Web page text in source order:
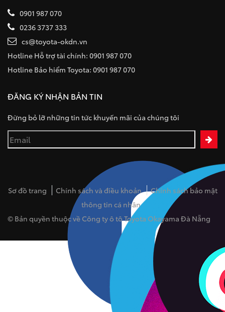
0901 987 070
0236 3737 333
cs@toyota-okdn.vn
Hotline Hỗ trợ tài chính: 0901 987 070
Hotline Bảo hiểm Toyota: 0901 987 070
ĐĂNG KÝ NHẬN BẢN TIN
Đừng bỏ lỡ những tin tức khuyến mãi của chúng tôi
Sơ đồ trang Chính sách và điều khoản
Chính sách bảo mật
thông tin cá nhân
© Bản quyền thuộc về Công ty ô tô Toyota Okayama Đà Nẵng